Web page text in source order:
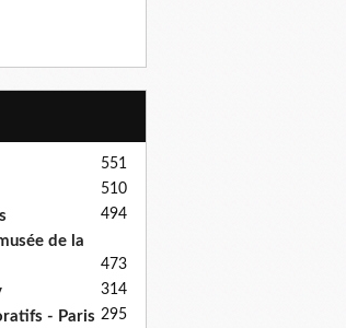
551
510
494
de la
473
314
- Paris 295